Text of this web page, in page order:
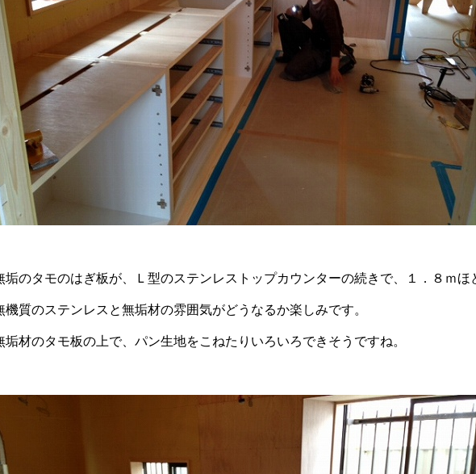
垢のタモのはぎ板が、Ｌ型のステンレストップカウンターの続きで、１．８ｍほ
機質のステンレスと無垢材の雰囲気がどうなるか楽しみです。
垢材のタモ板の上で、パン生地をこねたりいろいろできそうですね。